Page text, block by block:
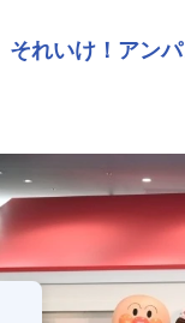
それいけ！アン